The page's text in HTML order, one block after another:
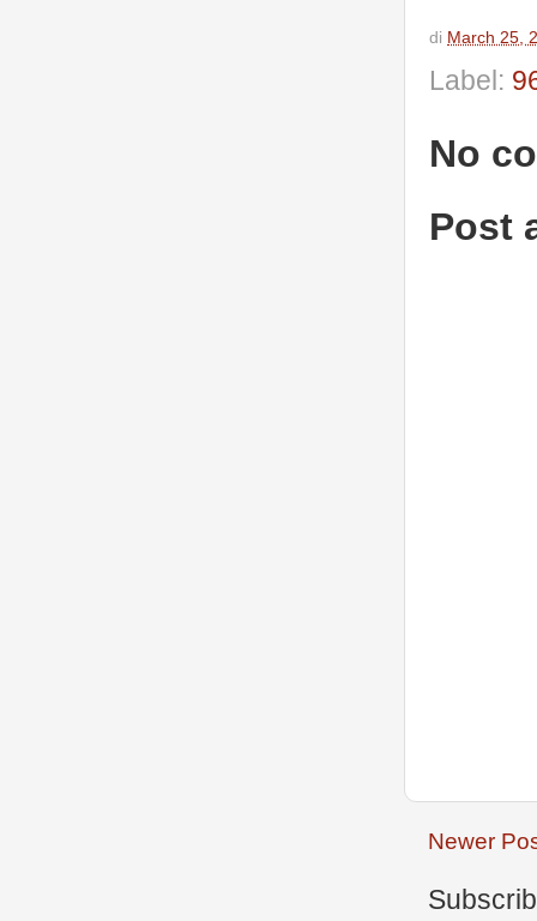
di March 25,
Label:
No
Post
Newer